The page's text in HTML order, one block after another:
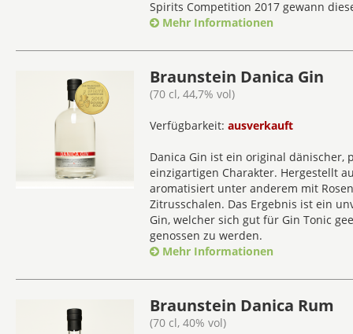
Spirits Competition 2017 gewann
Mehr Informationen
Braunstein Danica Gin
(70 cl, 44,7% vol)
Verfügbarkeit: ausverkauft
Danica Gin ist ein original dänischer,
einzigartigen Charakter. Hergestellt
aromatisiert unter anderem mit
Zitrusschalen. Das Ergebnis ist ein
Gin, welcher sich gut für Gin Tonic
genossen zu werden.
Mehr Informationen
Braunstein Danica Rum
(70 cl, 40% vol)